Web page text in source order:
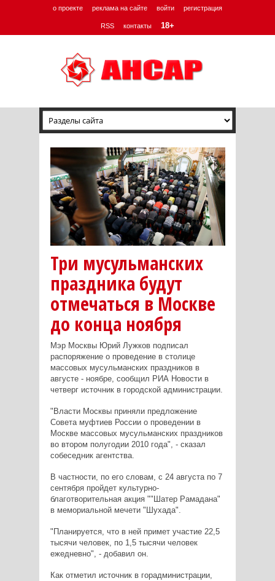
о проекте реклама на сайте войти регистрация
RSS контакты 18+
Три мусульманских
праздника будут
отмечаться в Москве
до конца ноября
Мэр Москвы Юрий Лужков подписал
распоряжение о проведение в столице
массовых мусульманских праздников в
августе - ноябре, сообщил РИА Новости в
четверг источник в городской администрации.
"Власти Москвы приняли предложение
Совета муфтиев России о проведении в
Москве массовых мусульманских праздников
во втором полугодии 2010 года", - сказал
собеседник агентства.
В частности, по его словам, с 24 августа по 7
сентября пройдет культурно-
благотворительная акция ""Шатер Рамадана"
в мемориальной мечети "Шухада".
"Планируется, что в ней примет участие 22,5
тысячи человек, по 1,5 тысячи человек
ежедневно", - добавил он.
Как отметил источник в горадминистрации,